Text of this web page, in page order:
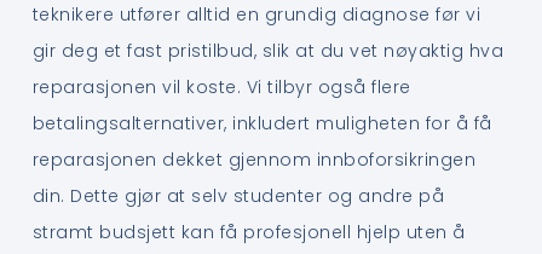
teknikere utfører alltid en grundig diagnose før vi
gir deg et fast pristilbud, slik at du vet nøyaktig hva
reparasjonen vil koste. Vi tilbyr også flere
betalingsalternativer, inkludert muligheten for å få
reparasjonen dekket gjennom innboforsikringen
din. Dette gjør at selv studenter og andre på
stramt budsjett kan få profesjonell hjelp uten å